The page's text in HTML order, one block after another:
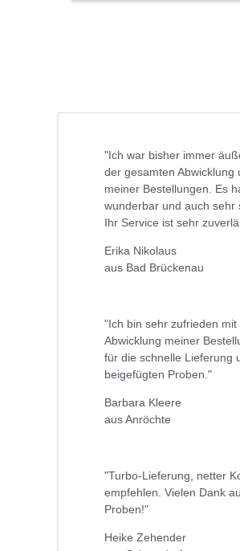
"Ich war bisher immer
der gesamten Abwicklung
meiner Bestellungen. Es
wunderbar und auch sehr
Ihr Service ist sehr
Erika Nikolaus
aus Bad Brückenau
"Ich bin sehr zufrieden mit
Abwicklung meiner
für die schnelle Lieferung
beigefügten Proben."
Barbara Kleere
aus Anröchte
"Turbo-Lieferung, netter
empfehlen. Vielen Dank
Proben!"
Heike Zehender